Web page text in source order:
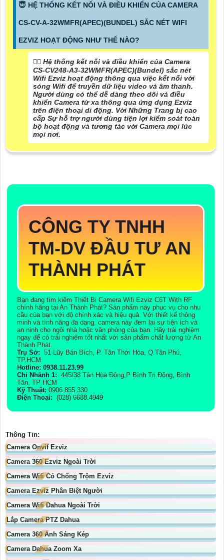
😇 HỆ THỐNG KẾT NỐI VÀ ĐIỀU KHIỂN CỦA CAMERA
CS-CV-A-32WMFR(APEC)(BUNDEL) SẮC NÉT WIFI
EZVIZ HOẠT ĐỘNG NHƯ THẾ NÀO?
🙆‍♀️ Hệ thống kết nối và điều khiển của Camera
CS-CV248-A3-32WMFR(APEC)(Bundel) sắc nét
Wifi Ezviz hoạt động thông qua việc kết nối với
sóng Wifi để truyền dữ liệu video và âm thanh.
Người dùng có thể dễ dàng theo dõi và điều
khiển Camera từ xa thông qua ứng dụng Ezviz
trên điện thoại di động. Với Những Trang bị cao
cấp Sự hỗ trợ người dùng tiện lợi kiểm soát toàn
bộ hoạt động và tương tác với Camera mọi lúc
mọi nơi.
CÔNG TY TNHH
TM-DV ĐẦU TƯ AN
THÀNH PHÁT
Bạn đang tìm kiếm Thiết Bị Camera Wifi Ezviz C6T With RF
chính hãng tại An Thành Phát? Sản phẩm này phục vụ cho nhu
cầu của bạn với độ chính xác và hiệu quả. Với thiết kế thông
minh và tính năng đa dạng, camera này đem lại sự tiện ích và
an ninh cho ngôi nhà hoặc văn phòng của bạn. Hãy trải nghiệm
ngay để có trải nghiệm tốt nhất với sản phẩm chất lượng từ An
Thành Phát.
Trụ Sở: 51 Lũy Bán Bích, P. Tân Thới Hòa, Q.Tân Phú,
TP.HCM
Hotline: 0938.11.23.99
Chi Nhánh 1: 445/38 Tân Hòa Đông,P Bình Trị Đông, Bình
Tân, TP HCM
Kỹ Thuật: 0906.855.330
Điện Thoại: (028) 6688.4949
Thông Tin:
Camera Onvif Ezviz
Camera 360 Ezviz Ngoài Trời
Camera Wifi Có Chống Trộm Ezviz
Camera Ezviz Phân Biệt Người
Camera Wifi Dahua Ngoài Trời
Lắp Camera PTZ Dahua
Camera 360 Ánh Sáng Kép
Camera Dahua Zoom Xa